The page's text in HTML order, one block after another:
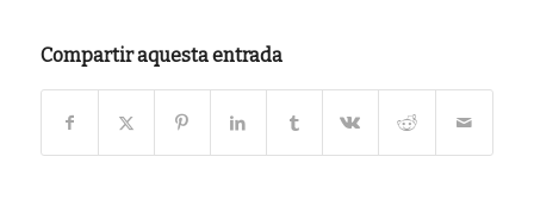
Compartir aquesta entrada